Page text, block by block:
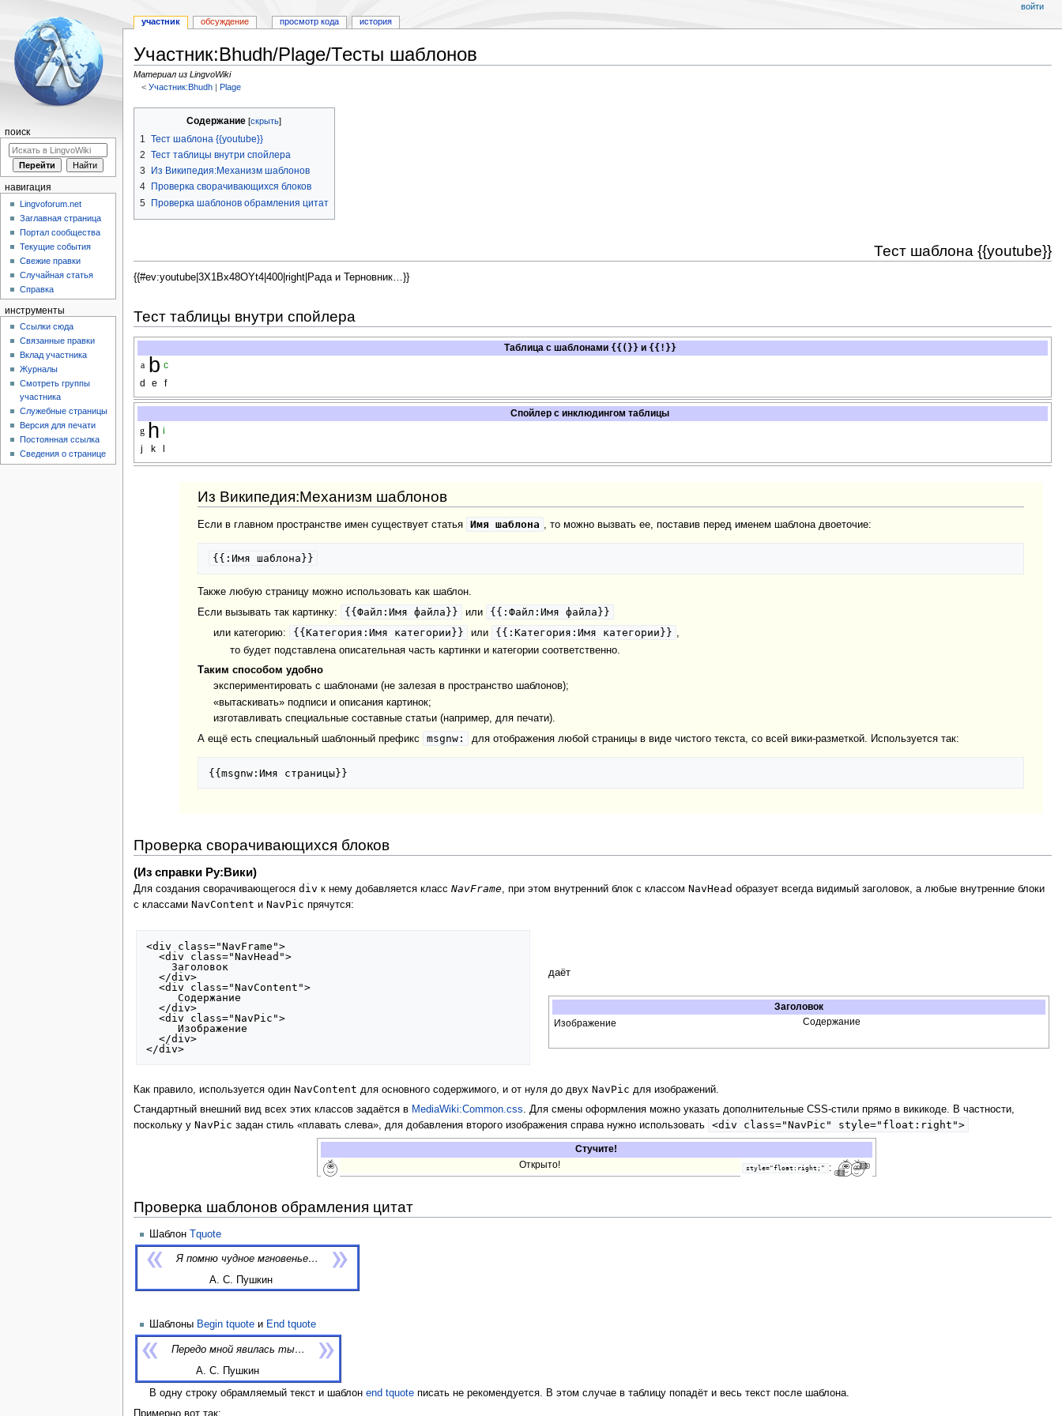
Участник:Bhudh/Plage/Тесты шаблонов
Материал из LingvoWiki
<Участник:Bhudh Plage
Перейти
навигации
Перейти
поиску
Содержание
1 Тест шаблона {{youtube}}
2 Тест таблицы внутри спойлера
3
Из Википедия:Механизм шаблонов
4
Проверка сворачивающихся блоков
5 Проверка шаблонов обрамления цитат
Тест шаблона {{youtube}}
{{#ev:youtube|3X1Bx48OYt4|400|right|Рада и Терновник…}}
Тест таблицы внутри спойлера
Таблица с шаблонами {{(}}и {{!}}
a
b c
d
e f
Спойлер с инклюдингом таблицы
g h i
j
k
Из Википедия:Механизм шаблонов
Если в главном пространстве имен существует статья Имя шаблона , то можно вызвать ее, поставив перед именем шаблона двоеточие:
{{:Имя шаблона}}
Также любую страницу можно использовать как шаблон.
Если вызывать так картинку:
{{Файл:Имя файла}} или {{:Файл:Имя файла}}
или категорию: {{Категория:Имя категории}} или {{:Категория:Имя категории}} ,
то будет подставлена описательная часть картинки и категории соответственно.
Таким способом удобно
экспериментировать с шаблонами (не залезая в пространство шаблонов);
«вытаскивать» подписи и описания картинок;
изготавливать специальные составные статьи (например, для печати).
А ещё есть специальный шаблонный префикс
msgnw: для отображения любой страницы в виде чистого текста, со всей вики-разметкой. Используется так:
Проверка сворачивающихся блоков
(Из справки Ру:Вики)
Для создания сворачивающегося div к нему добавляется класс NavFrame, при этом внутренний блок с классом NavHead образует всегда видимый заголовок, а любые внутренние блоки
с классами NavContent и NavPic прячутся:
<div class="NavFrame">
  <div class="NavHead">
    Заголовок
  </div>
  <div class="NavContent">
     Содержание
  </div>
  <div class="NavPic">
     Изображение
  </div>
</div>
даёт
Заголовок
Изображение
Содержание
Как правило, используется один NavContent для основного содержимого, и от нуля до двух NavPic для изображений.
Стандартный внешний вид всех этих классов задаётся в MediaWiki:Common.css. Для смены оформления можно указать дополнительные CSS-стили прямо в викикоде. В частности,
поскольку у NavPic задан стиль «плавать слева», для добавления второго изображения справа нужно использовать <div class="NavPic" style="float:right">
Стучите!
style="float:right;" :
Открыто!
Проверка шаблонов обрамления цитат
Шаблон Tquote
Я помню чудное мгновенье…
А. С. Пушкин
Шаблоны Begin tquoteи End tquote
Передо мной явилась ты…
А. С. Пушкин
В одну строку обрамляемый текст и шаблон end tquoteписать не рекомендуется. В этом случае в таблицу попадёт и весь текст после шаблона.
Примерно вот так:
участник обсуждение просмотр кода история
войти
поиск
навигация
Lingvoforum.net
Заглавная страница
Портал сообщества
Текущие события
Свежие правки
Случайная статья
Справка
инструменты
Ссылки сюда
Связанные правки
Вклад участника
Журналы
Смотреть группы
участника
Служебные страницы
Версия для печати
Постоянная ссылка
Сведения о странице